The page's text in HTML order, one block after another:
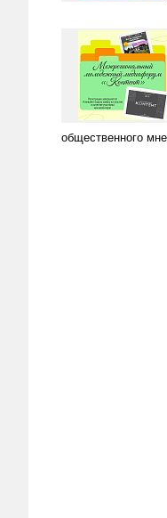
общественного